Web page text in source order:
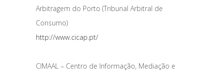
Arbitragem do Porto (Tribunal Arbitral de
Consumo)
http://www.cicap.pt/
CIMAAL – Centro de Informação, Mediação e